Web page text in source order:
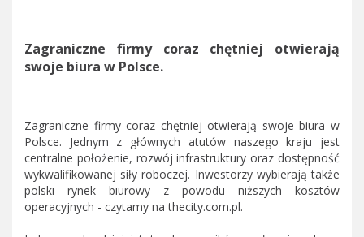
Zagraniczne firmy coraz chętniej otwierają
swoje biura w Polsce.
Zagraniczne firmy coraz chętniej otwierają swoje biura w
Polsce. Jednym z głównych atutów naszego kraju jest
centralne położenie, rozwój infrastruktury oraz dostępność
wykwalifikowanej siły roboczej. Inwestorzy wybierają także
polski rynek biurowy z powodu niższych kosztów
operacyjnych - czytamy na thecity.com.pl.